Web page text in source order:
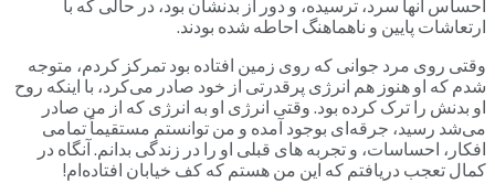
احساس آنها سرد، ترسیده، و دور از بدنشان بود، در حالی که با
ارتعاشات پایین و ناهماهنگ احاطه شده بودند.
وقتی روی مرد جوانی که روی زمین افتاده بود تمرکز کردم، متوجه
شدم که او هنوز هم انرژی پرقدرتی از خود صادر می‌کرد، با اینکه روح
او بدنش را ترک کرده بود. وقتی انرژی او به انرژی که از من صادر
می‌شد رسید، جرقه‌ای بوجود آمده و من توانستم مستقیماً تمامی
افکار، احساسات، و تجربه های قبلی او را در زندگی بدانم. آنگاه در
کمال تعجب دریافتم که این من هستم که کف خیابان افتاده‌ام!